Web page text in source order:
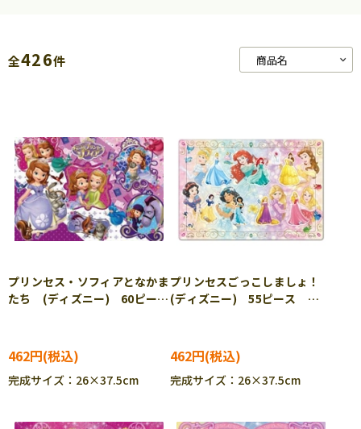
全426件
プリンセス・ソフィアとなかま
たち (ディズニー) 60ピー
462円
完成サイズ：26×37.5cm
プリンセスごっこしましょ！
(ディズニー) 55ピース
462円
完成サイズ：26×37.5cm